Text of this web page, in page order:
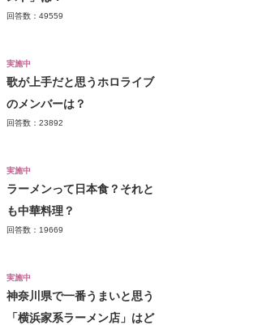
回答数：49559
実施中
歌が上手だと思うホロライブ
のメンバーは？
回答数：23892
実施中
ラーメンって日本食？それと
も中華料理？
回答数：19669
実施中
神奈川県で一番うまいと思う
「横浜家系ラーメン店」はど